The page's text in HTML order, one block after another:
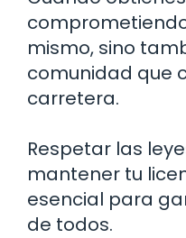
mismo, sino
comunidad que
carretera.
Respetar las
mantener tu
esencial para
de todos.